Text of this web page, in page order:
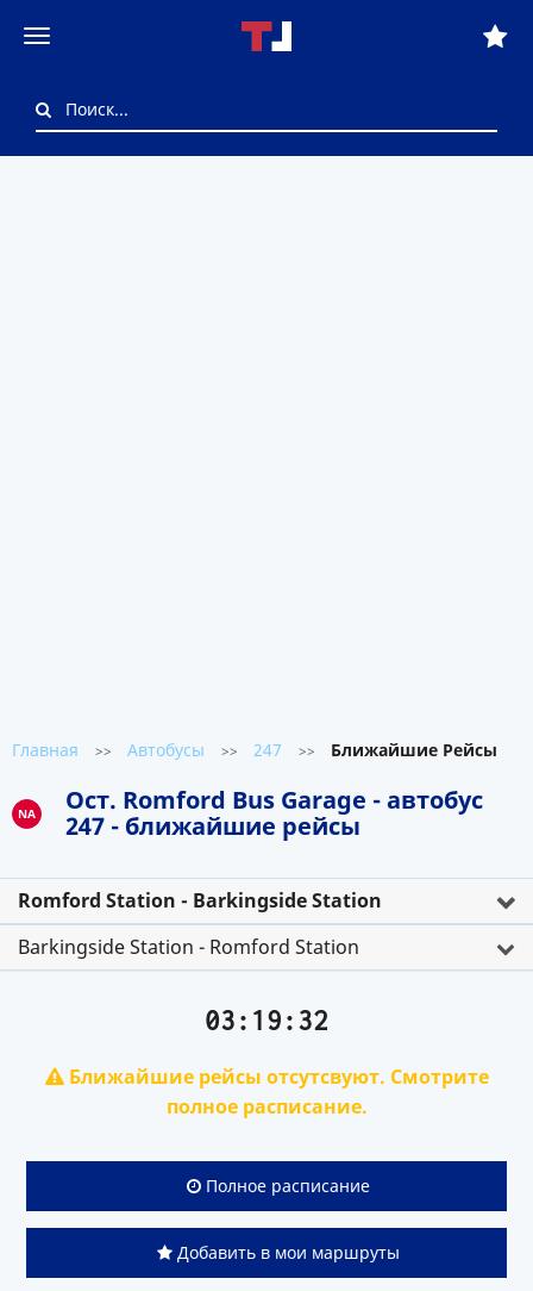
Главная >> Автобусы >> 247 >> Ближайшие Рейсы
NA
Ост. Romford Bus Garage - автобус
247 - ближайшие рейсы
Romford Station - Barkingside Station
Barkingside Station - Romford Station
03:19:32
Ближайшие рейсы отсутсвуют. Смотрите
полное расписание.
Полное расписание
Добавить в мои маршруты